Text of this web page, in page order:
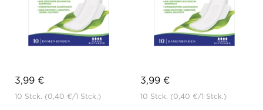
3,99 €
10 Stck. (0,40 €/1 Stck.)
3,99 €
10 Stck. (0,40 €/1 Stck.)